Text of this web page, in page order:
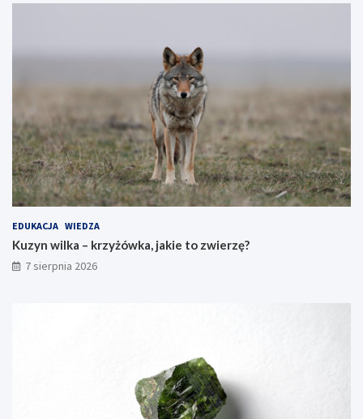
EDUKACJA WIEDZA
Kuzyn wilka – krzyżówka, jakie to zwierzę?
7 sierpnia 2026